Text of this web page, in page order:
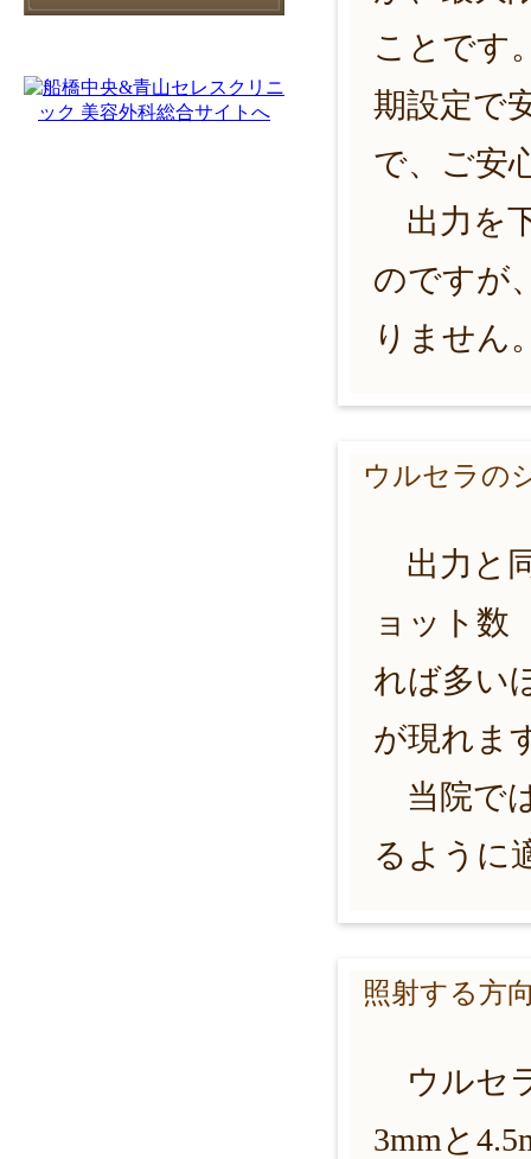
ことです
期設定で
で、ご安
出力を
のですが
りません
ウルセラの
出力と
ョット数
れば多い
が現れま
当院で
るように
照射する方
ウルセ
3mmと